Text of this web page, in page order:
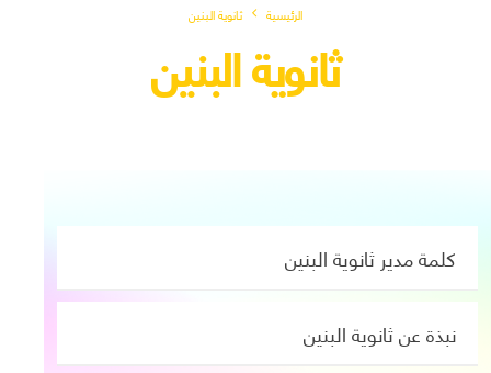
الرئيسية ثانوية البنين
ثانوية البنين
كلمة مدير ثانوية البنين
نبذة عن ثانوية البنين